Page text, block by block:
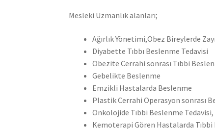
Mesleki Uzmanlık alanları;
Ağırlık Yönetimi,Obez Bireylerde
Diyabette Tıbbı Beslenme Tedavisi
Obezite Cerrahi sonrası Tıbbi
Gebelikte Beslenme
Emzikli Hastalarda Beslenme
Plastik Cerrahi Operasyon sonrası
Onkolojide Tıbbi Beslenme Tedavisi,
Kemoterapi Gören Hastalarda Tıbbi